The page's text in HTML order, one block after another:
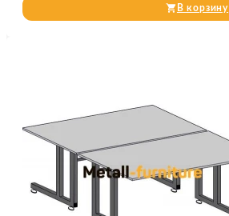
В корзину